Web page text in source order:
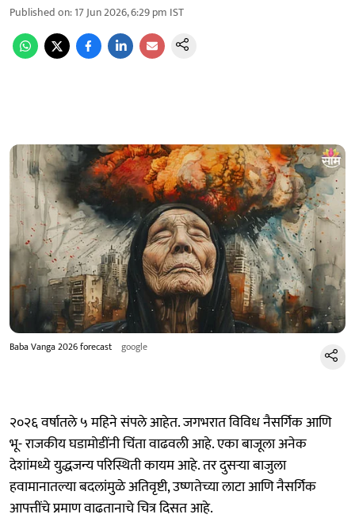
Published on:17 Jun 2026, 6:29 pm IST
Baba Vanga 2026 forecast google
२०२६ वर्षातले ५ महिने संपले आहेत. जगभरात विविध नैसर्गिक आणि
भू- राजकीय घडामोडींनी चिंता वाढवली आहे. एका बाजूला अनेक
देशांमध्ये युद्धजन्य परिस्थिती कायम आहे. तर दुसऱ्या बाजुला
हवामानातल्या बदलांमुळे अतिवृष्टी, उष्णतेच्या लाटा आणि नैसर्गिक
आपत्तींचे प्रमाण वाढतानाचे चित्र दिसत आहे.